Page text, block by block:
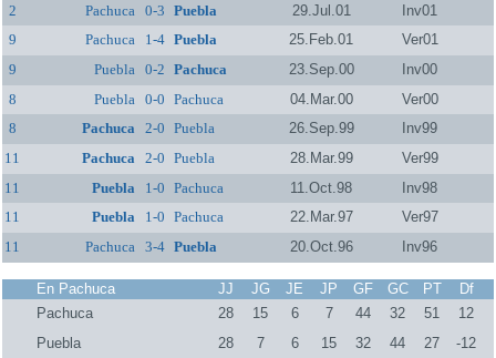
2
Pachuca 0-3 Puebla 29.Jul.01
Inv01
9
Pachuca 1-4 Puebla 25.Feb.01
Ver01
9
Puebla 0-2 Pachuca 23.Sep.00
Inv00
8
Puebla 0-0 Pachuca 04.Mar.00
Ver00
8
Pachuca 2-0 Puebla 26.Sep.99
Inv99
11
Pachuca 2-0 Puebla 28.Mar.99
Ver99
11
Puebla 1-0 Pachuca 11.Oct.98
Inv98
11
Puebla 1-0 Pachuca 22.Mar.97
Ver97
11
Pachuca 3-4 Puebla 20.Oct.96 Inv96
En Pachuca JJ JG JE JP GF GC PT
Df
Pachuca
28 15 6 7 44 32 51
12
Puebla
28 7 6 15 32 44 27
-12